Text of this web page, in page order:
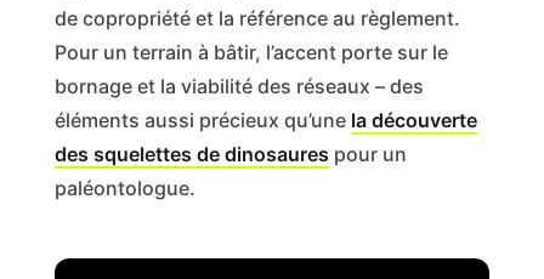
de copropriété et la référence au règlement.
Pour un terrain à bâtir, l’accent porte sur le
bornage et la viabilité des réseaux – des
éléments aussi précieux qu’une la découverte
des squelettes de dinosaures pour un
paléontologue.